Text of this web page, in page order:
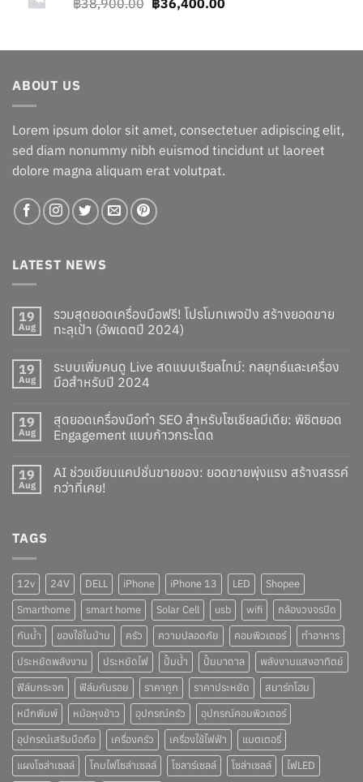
฿38,900.00
฿38,900.00.
฿36,400.00
฿36,400.00.
ABOUT US
Lorem ipsum dolor sit amet, consectetuer adipiscing elit,
sed diam nonummy nibh euismod tincidunt ut laoreet
dolore magna aliquam erat volutpat.
LATEST NEWS
19
Aug
รวมสุดยอดเครื่องมือฟรี! โปรโมทเพจปัง สร้างยอดขาย
ทะลุเป้า (อัพเดตปี 2024)
19
Aug
ระบบเพิ่มคนดู Live สดแบบเรียลไทม์: กลยุทธ์และเครื่อง
มือสำหรับปี 2024
19
Aug
สุดยอดเครื่องมือทำ SEO สำหรับโซเชียลมีเดีย: พิชิตยอด
Engagement แบบก้าวกระโดด
19
Aug
AI ช่วยเขียนแคปชั่นขายของ: ยอดขายพุ่งแรง สร้างสรรค์
กว่าที่เคย!
TAGS
12v 24V DELL iPhone iPhone 13 LED
Shopee
Smarthome
smart home Solar Cell usb wifi
กล้องวงจรปิด
กันน้ำ
ของใช้ในบ้าน ครัว ความปลอดภัย คอมพิวเตอร์
ทำอาหาร
ประหยัดพลังงาน
ประหยัดไฟ ปั๊มน้ำ ปั๊มบาดาล
พลังงานแสงอาทิตย์
ฟิล์มกระจก
ฟิล์มกันรอย ราคาถูก ราคาประหยัด
สมาร์ทโฮม
หมึกพิมพ์
หม้อหุงข้าว อุปกรณ์ครัว
อุปกรณ์คอมพิวเตอร์
อุปกรณ์เสริมมือถือ
เครื่องครัว เครื่องใช้ไฟฟ้า
แบตเตอรี่
แผงโซล่าเซลล์
โคมไฟโซล่าเซลล์ โซลาร์เซลล์ โซล่าเซลล์ ไฟLED